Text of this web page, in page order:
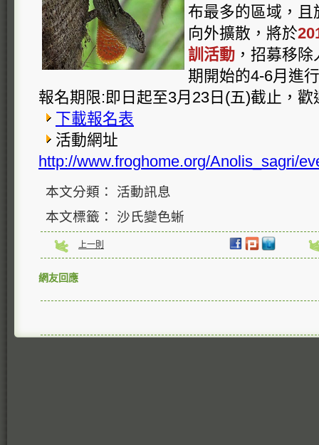
布最多的區域，
向外擴散，將於
訓活動 ，招募移
期開始的4-6月進
報名期限:即日起至3月23日(五)截止，
下載報名表
活動網址
http://www.froghome.org/Anolis_sagri/
本文分類： 活動訊息
本文標籤： 沙氏變色蜥
上一則
網友回應